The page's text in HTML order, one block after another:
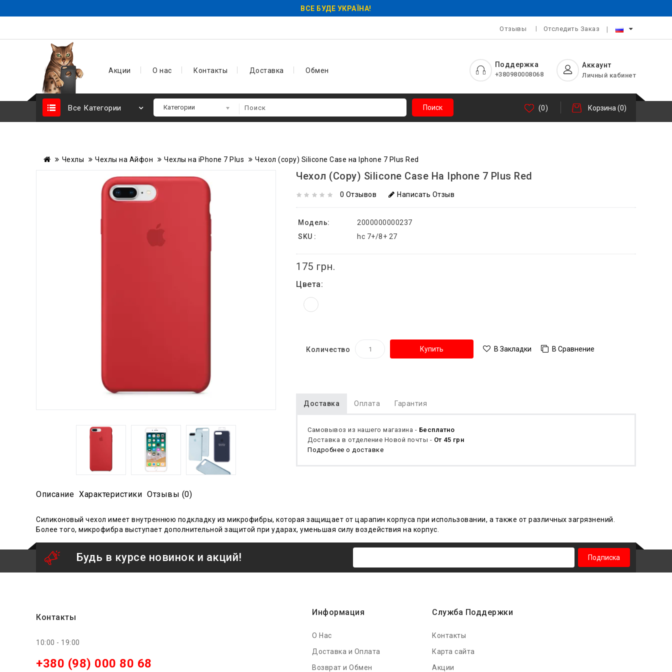
ВСЕ БУДЕ УКРАЇНА!
Отзывы Отследить Заказ
Акции О нас Контакты Доставка Обмен
Аккаунт
Личный кабинет
Поддержка
+380980008068
Все Категории Поиск (0) Корзина(0)
Чехлы Чехлы на Айфон Чехлы на iPhone 7 Plus Чехол (copy) Silicone Case на Iphone 7 Plus Red
Чехол (copy) Silicone Case На Iphone 7 Plus Red
0 Отзывов Написать Отзыв
Модель:
2000000000237
SKU :
hc 7+/8+ 27
175 грн.
Цвета:
Количество Купить В Закладки В Сравнение
Доставка Оплата Гарантия
Самовывоз из нашего магазина - Бесплатно
Доставка в отделение Новой почты - От 45 грн
Подробнее о доставке
Описание Характеристики Отзывы (0)
Силиконовый чехол имеет внутреннюю подкладку из микрофибры, которая защищает от царапин корпуса при использовании, а также от различных загрязнений.
Более того, микрофибра выступает дополнительной защитой при ударах, уменьшая силу воздействия на корпус.
Будь в курсе новинок и акций! Подписка
Контакты
10:00 - 19:00
+380 (98) 000 80 68
Информация
О Нас
Доставка и Оплата
Возврат и Обмен
Служба Поддержки
Контакты
Карта сайта
Акции